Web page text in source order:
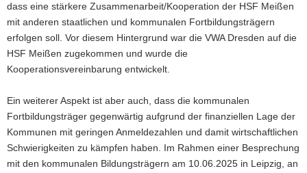
dass eine stärkere Zusammenarbeit/Kooperation der HSF Meißen
mit anderen staatlichen und kommunalen Fortbildungsträgern
erfolgen soll. Vor diesem Hintergrund war die VWA Dresden auf die
HSF Meißen zugekommen und wurde die
Kooperationsvereinbarung entwickelt.
Ein weiterer Aspekt ist aber auch, dass die kommunalen
Fortbildungsträger gegenwärtig aufgrund der finanziellen Lage der
Kommunen mit geringen Anmeldezahlen und damit wirtschaftlichen
Schwierigkeiten zu kämpfen haben. Im Rahmen einer Besprechung
mit den kommunalen Bildungsträgern am 10.06.2025 in Leipzig, an